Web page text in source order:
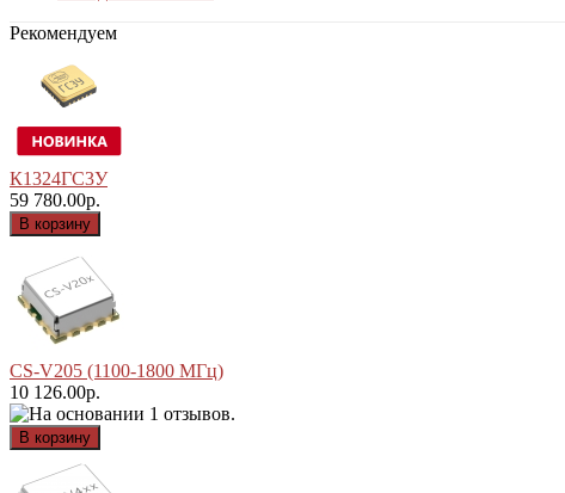
Рекомендуем
К1324ГС3У
59 780.00р.
CS-V205 (1100-1800 МГц)
10 126.00р.